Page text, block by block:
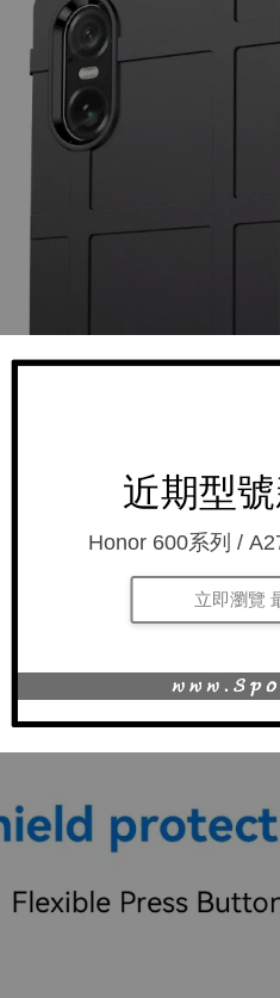
近期型
Honor 600系列 /
立即瀏覽